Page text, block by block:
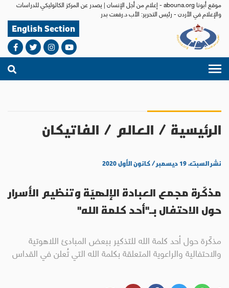
موقع أبونا abouna.org - إعلام من أجل الإنسان | يصدر عن المركز الكاثوليكي للدراسات
والإعلام في الأردن - رئيس التحرير: الأب د.رفعت بدر
English Section
الرئيسية / العالم / الفاتيكان
نشر السبت، ١٩ ديسمبر / كانون الأول ٢٠٢٠
مذكّرة مجمع العبادة الإلهيّة وتنظيم الأسرار
حول الاحتفال بـ"أحد كلمة الله"
مذكّرة حول أحد كلمة الله للتذكير ببعض المبادئ اللاهوتية
والاحتفالية والراعوية المتعلقة بكلمة الله التي تُعلن في القداس